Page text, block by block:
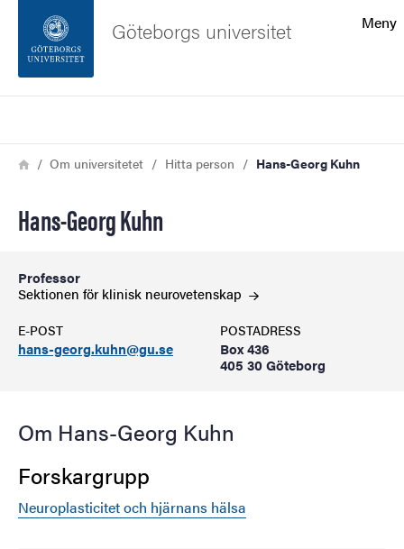
Sidfoten
Meny
Göteborgs universitet
Länkstig
HemOm universitetet Hitta person Hans-Georg Kuhn
Hans-Georg Kuhn
Professor
Sektionen för klinisk neurovetenskap
E-POST
hans-georg.kuhn@gu.se
POSTADRESS
Box 436
405 30 Göteborg
Om Hans-Georg Kuhn
Forskargrupp
Neuroplasticitet och hjärnans hälsa